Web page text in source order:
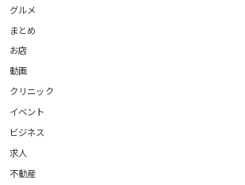
グルメ
まとめ
お店
動画
クリニック
イベント
ビジネス
求人
不動産